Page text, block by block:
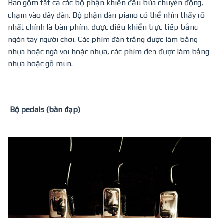
Bao gồm tất cả các bộ phận khiến đầu búa chuyển động,
chạm vào dây đàn. Bộ phận đàn piano có thể nhìn thấy rõ
nhất chính là bàn phím, được điều khiển trực tiếp bằng
ngón tay người chơi. Các phím đàn trắng được làm bằng
nhựa hoặc ngà voi hoặc nhựa, các phím đen được làm bằng
nhựa hoặc gỗ mun.
Bộ pedals (bàn đạp)